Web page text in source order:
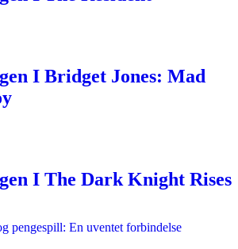
I Bridget Jones: Mad
I The Dark Knight Rises